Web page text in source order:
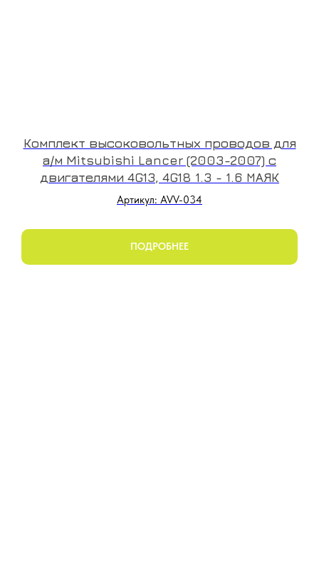
Комплект высоковольтных проводов для
а/м Mitsubishi Lancer (2003-2007) с
двигателями 4G13, 4G18 1.3 - 1.6 МАЯК
Артикул: AVV-034
ПОДРОБНЕЕ